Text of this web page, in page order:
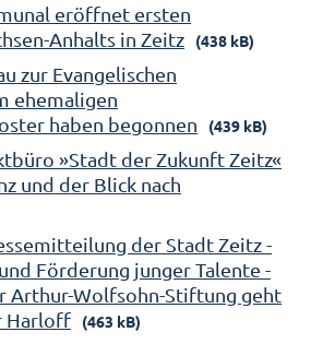
eröffnet ersten
Anhalts in Zeitz
(438 kB)
zur Evangelischen
ehemaligen
haben begonnen
(439 kB)
»Stadt der Zukunft Zeitz«
und der Blick nach
der Stadt Zeitz -
Förderung junger Talente -
Arthur-Wolfsohn-Stiftung geht
Harloff
(463 kB)